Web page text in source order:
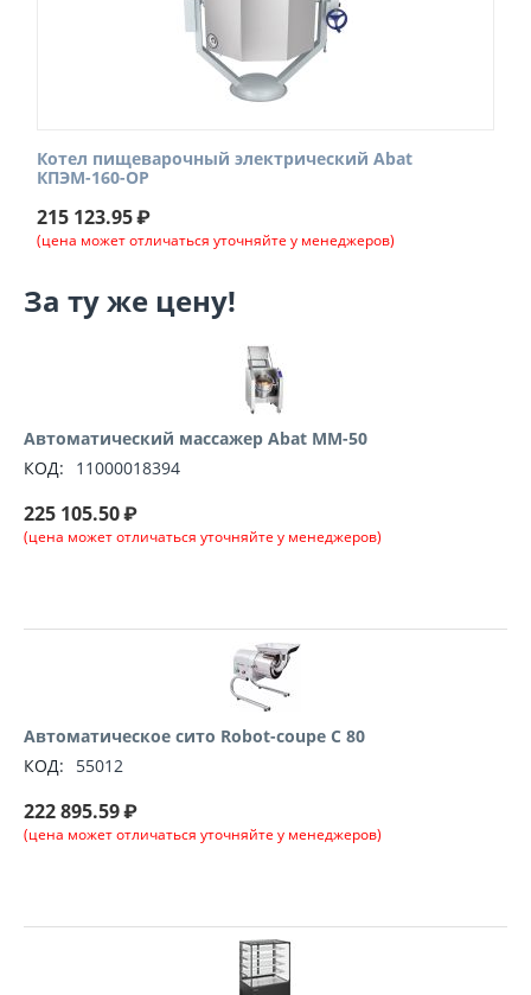
Котел пищеварочный электрический Abat
КПЭМ-160-ОР
215 123.95₽
(цена может отличаться уточняйте у менеджеров)
За ту же цену!
Автоматический массажер Abat ММ-50
КОД:
11000018394
225 105.50₽
(цена может отличаться уточняйте у менеджеров)
Автоматическое сито Robot-coupe C 80
КОД:
55012
222 895.59₽
(цена может отличаться уточняйте у менеджеров)